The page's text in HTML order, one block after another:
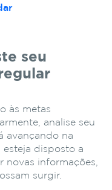
seu
às metas
analise seu
avançando na
esteja disposto a
novas informações,
surgir.